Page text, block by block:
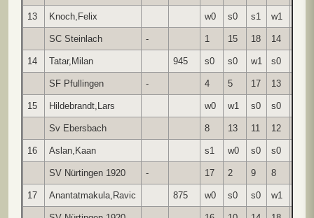
13 Knoch,Felix w0 s0 s1 w1
SC Steinlach - 1 15 18 14
14 Tatar,Milan 945 s0 s0 w1 s0
SF Pfullingen - 4 5 17 13
15 Hildebrandt,Lars w0 w1 s0 s0
Sv Ebersbach 8 13 11 12
16 Aslan,Kaan s1 w0 s0 s0
SV Nürtingen 1920 - 17 2 9 8
17 Anantatmakula,Ravic 875 w0 s0 s0 w1